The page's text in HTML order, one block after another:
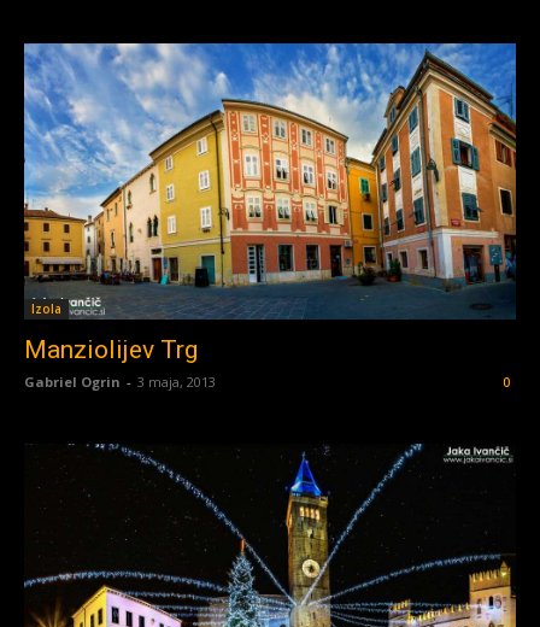
Izola
Manziolijev Trg
Gabriel Ogrin - 3 maja, 2013 0